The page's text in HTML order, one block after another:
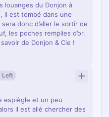
louanges du Donjon à
il est tombé dans une
donc d’aller le sortir de
les poches remplies d’or.
de Donjon & Cie !
Left
espiègle et un peu
il est allé chercher des